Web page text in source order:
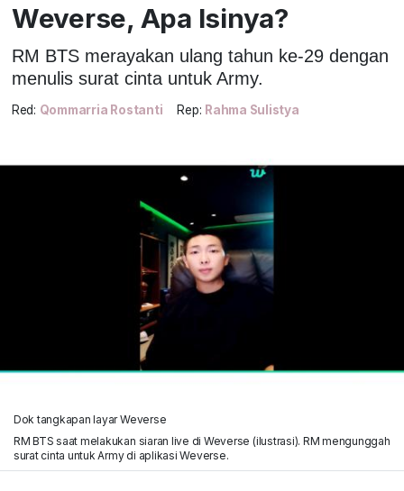
Weverse, Apa Isinya?
RM BTS merayakan ulang tahun ke-29 dengan
menulis surat cinta untuk Army.
Red: Qommarria Rostanti Rep: Rahma Sulistya
Dok tangkapan layar Weverse
RM BTS saat melakukan siaran live di Weverse (ilustrasi). RM mengunggah
surat cinta untuk Army di aplikasi Weverse.